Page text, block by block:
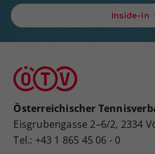
Inside-In
Österreichischer
Eisgrubengasse 2–6/2, 2334
Tel.: +43 1 865 45 06 - 0